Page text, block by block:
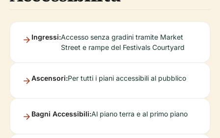
Ingressi:Accesso senza gradini tramite Market
Street e rampe del Festivals Courtyard
Ascensori:Per tutti i piani accessibili al pubblico
Bagni Accessibili:Al piano terra e al primo piano